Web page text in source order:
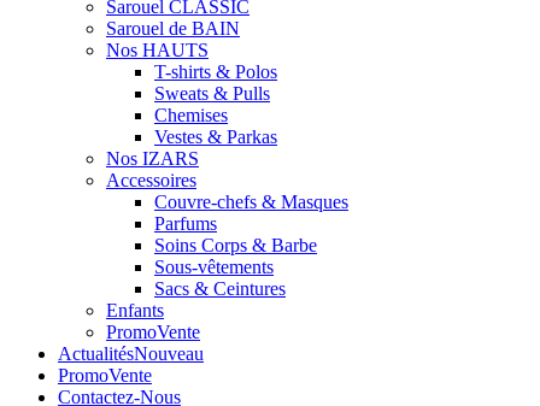
Sarouel CLASSIC
Sarouel de BAIN
Nos HAUTS
T-shirts & Polos
Sweats & Pulls
Chemises
Vestes & Parkas
Nos IZARS
Accessoires
Couvre-chefs & Masques
Parfums
Soins Corps & Barbe
Sous-vêtements
Sacs & Ceintures
Enfants
PromoVente
ActualitésNouveau
PromoVente
Contactez-Nous